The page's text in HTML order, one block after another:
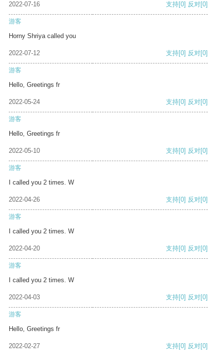
2022-07-16 支持[0] 反对[0]
游客
Horny Shriya called you
2022-07-12 支持[0] 反对[0]
游客
Hello, Greetings fr
2022-05-24 支持[0] 反对[0]
游客
Hello, Greetings fr
2022-05-10 支持[0] 反对[0]
游客
I called you 2 times. W
2022-04-26 支持[0] 反对[0]
游客
I called you 2 times. W
2022-04-20 支持[0] 反对[0]
游客
I called you 2 times. W
2022-04-03 支持[0] 反对[0]
游客
Hello, Greetings fr
2022-02-27 支持[0] 反对[0]